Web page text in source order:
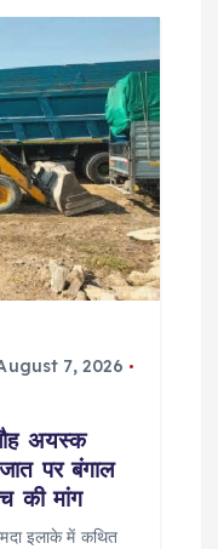
7, 2026
अयस्क
पर बंगाल
की मांग
इलाके में कथित